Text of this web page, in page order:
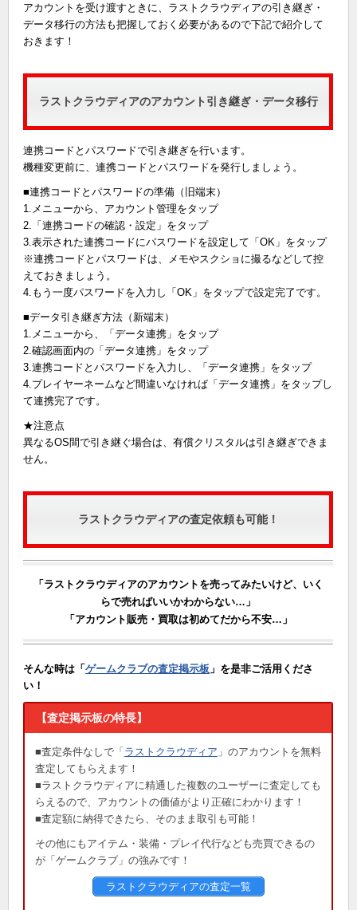
アカウントを受け渡すときに、ラストクラウディアの引き継ぎ・
データ移行の方法も把握しておく必要があるので下記で紹介して
おきます！
ラストクラウディアのアカウント引き継ぎ・データ移行
連携コードとパスワードで引き継ぎを行います。
機種変更前に、連携コードとパスワードを発行しましょう。
■連携コードとパスワードの準備（旧端末）
1.メニューから、アカウント管理をタップ
2.「連携コードの確認・設定」をタップ
3.表示された連携コードにパスワードを設定して「OK」をタップ
※連携コードとパスワードは、メモやスクショに撮るなどして控
えておきましょう。
4.もう一度パスワードを入力し「OK」をタップで設定完了です。
■データ引き継ぎ方法（新端末）
1.メニューから、「データ連携」をタップ
2.確認画面内の「データ連携」をタップ
3.連携コードとパスワードを入力し、「データ連携」をタップ
4.プレイヤーネームなど間違いなければ「データ連携」をタップし
て連携完了です。
★注意点
異なるOS間で引き継ぐ場合は、有償クリスタルは引き継ぎできま
せん。
ラストクラウディアの査定依頼も可能！
「ラストクラウディアのアカウントを売ってみたいけど、いく
らで売ればいいかわからない…」
「アカウント販売・買取は初めてだから不安…」
そんな時は「 ゲームクラブの査定掲示板 」を是非ご活用くださ
い！
【査定掲示板の特長】
■査定条件なしで「 ラストクラウディア 」のアカウントを無料
査定してもらえます！
■ラストクラウディアに精通した複数のユーザーに査定しても
らえるので、アカウントの価値がより正確にわかります！
■査定額に納得できたら、そのまま取引も可能！
その他にもアイテム・装備・プレイ代行なども売買できるの
が「ゲームクラブ」の強みです！
ラストクラウディアの査定一覧